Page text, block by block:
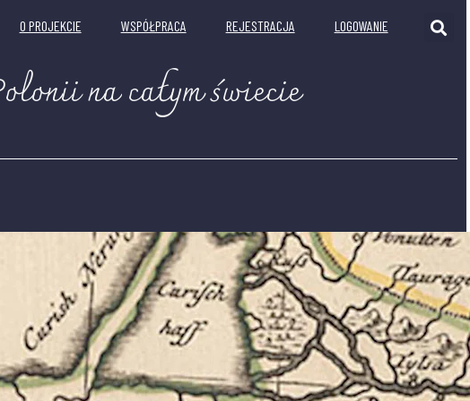
O PROJEKCIE WSPÓŁPRACA REJESTRACJA LOGOWANIE
na całym świecie